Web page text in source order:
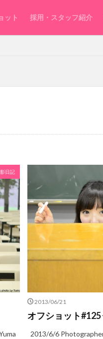
ット 採用・スタッフ紹介
日記
2013/06/21
オフショット
2013/6/6